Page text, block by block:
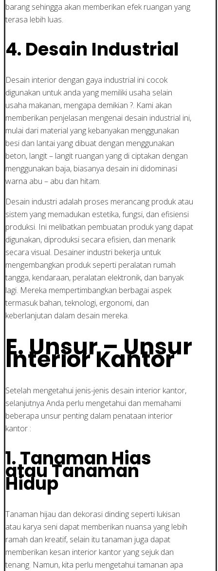
barang sehingga akan memberikan efek ruangan yang
terasa lebih luas.
4. Desain Industrial
Desain interior dengan gaya industrial ini cocok
digunakan untuk anda yang memiliki usaha selain
usaha makanan, mengapa demikian ?. Kami akan
memberikan penjelasan mengenai desain industrial ini,
mulai dari material yang kebanyakan menggunakan
besi dan lantai yang dibuat dengan menggunakan
beton, langit – langit ruangan yang di ciptakan dengan
menggunakan baja, biasanya desain ini didominasi
warna abu – abu dan hitam.
Desain industri adalah proses merancang produk atau
sistem yang memadukan estetika, fungsi, dan efisiensi
produksi. Ini melibatkan pembuatan produk yang dapat
digunakan, diproduksi secara efisien, dan menarik
secara visual. Desainer industri bekerja untuk
mengembangkan produk seperti peralatan rumah
tangga, kendaraan, peralatan elektronik, dan banyak
lagi. Mereka mempertimbangkan berbagai aspek
termasuk bahan, teknologi, ergonomi, dan
keberlanjutan dalam desain mereka.
E. Unsur – Unsur
Interior Kantor
Setelah mengetahui jenis-jenis desain interior kantor,
selanjutnya Anda perlu mengetahui dan memahami
beberapa unsur penting dalam penataan interior
kantor :
1. Tanaman Hias
atau Tanaman
Hidup
Tanaman hijau dan dekorasi dinding seperti lukisan
atau karya seni dapat memberikan nuansa yang lebih
ramah dan kreatif, selain itu tanaman juga dapat
memberikan kesan interior kantor yang sejuk dan
tenang. Namun, kita perlu mengetahui tamanan apa